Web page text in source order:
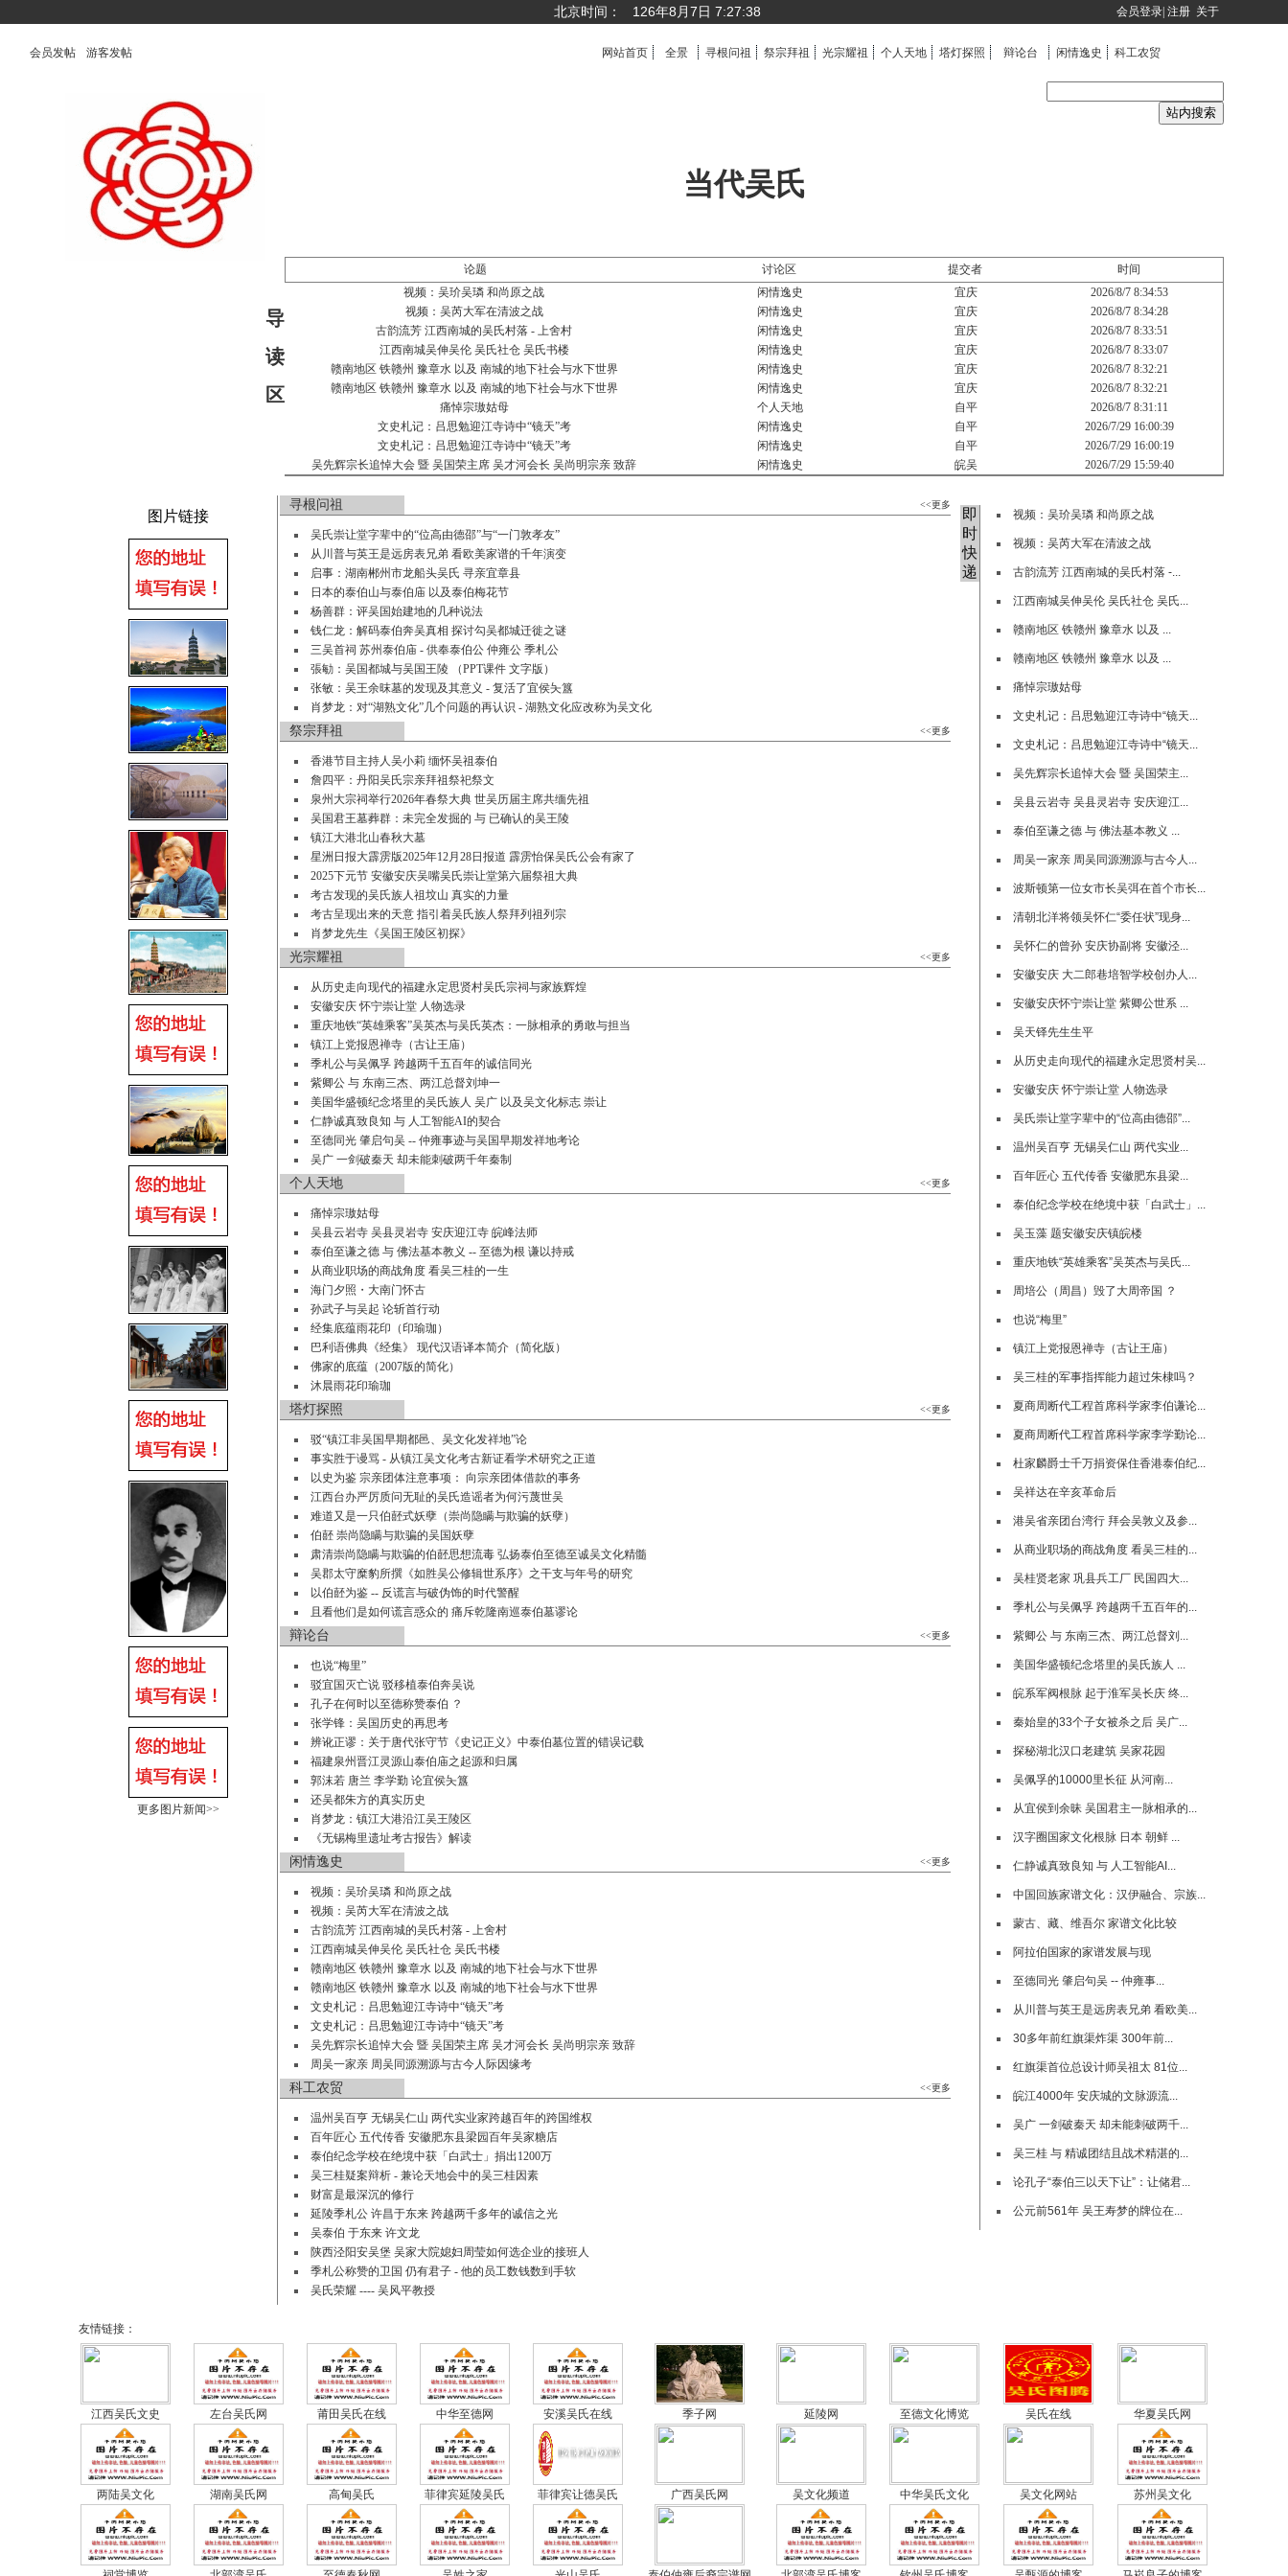
北京时间： 126年8月7日 7:27:39 会员登录| 注册 关于
会员发帖 游客发帖 网站首页 全景 寻根问祖 祭宗拜祖 光宗耀祖 个人天地 塔灯探照 辩论台 闲情逸史 科工农贸
当代吴氏
导
读
区
论题 讨论区 提交者
时间
视频：吴玠吴璘 和尚原之战
闲情逸史 宜庆
2026/8/7 8:34:53
视频：吴芮大军在清波之战
闲情逸史 宜庆
2026/8/7 8:34:28
古韵流芳 江西南城的吴氏村落 - 上舍村
闲情逸史 宜庆
2026/8/7 8:33:51
江西南城吴伸吴伦 吴氏社仓 吴氏书楼
闲情逸史 宜庆
2026/8/7 8:33:07
赣南地区 铁赣州 豫章水 以及 南城的地下社会与水下世界
闲情逸史 宜庆
2026/8/7 8:32:21
赣南地区 铁赣州 豫章水 以及 南城的地下社会与水下世界
闲情逸史 宜庆
2026/8/7 8:32:21
痛悼宗璈姑母
个人天地 自平
2026/8/7 8:31:11
文史札记：吕思勉迎江寺诗中“镜天”考
闲情逸史 自平
2026/7/29 16:00:39
文史札记：吕思勉迎江寺诗中“镜天”考
闲情逸史 自平
2026/7/29 16:00:19
吴先辉宗长追悼大会 暨 吴国荣主席 吴才河会长 吴尚明宗亲 致辞
闲情逸史 皖吴 2026/7/29 15:59:40
图片链接
更多图片新闻>>
寻根问祖 <<更多
吴氏崇让堂字辈中的“位高由德邵”与“一门敦孝友”
从川普与英王是远房表兄弟 看欧美家谱的千年演变
启事：湖南郴州市龙船头吴氏 寻亲宜章县
日本的泰伯山与泰伯庙 以及泰伯梅花节
杨善群：评吴国始建地的几种说法
钱仁龙：解码泰伯奔吴真相 探讨勾吴都城迁徙之谜
三吴首祠 苏州泰伯庙 - 供奉泰伯公 仲雍公 季札公
張勄：吴国都城与吴国王陵 （PPT课件 文字版）
张敏：吴王余昩墓的发现及其意义 - 复活了宜侯夨簋
肖梦龙：对“湖熟文化”几个问题的再认识 - 湖熟文化应改称为吴文化
祭宗拜祖 <<更多
香港节目主持人吴小莉 缅怀吴祖泰伯
詹四平：丹阳吴氏宗亲拜祖祭祀祭文
泉州大宗祠举行2026年春祭大典 世吴历届主席共缅先祖
吴国君王墓葬群：未完全发掘的 与 已确认的吴王陵
镇江大港北山春秋大墓
星洲日报大霹雳版2025年12月28日报道 霹雳怡保吴氏公会有家了
2025下元节 安徽安庆吴嘴吴氏崇让堂第六届祭祖大典
考古发现的吴氏族人祖坟山 真实的力量
考古呈现出来的天意 指引着吴氏族人祭拜列祖列宗
肖梦龙先生《吴国王陵区初探》
光宗耀祖 <<更多
从历史走向现代的福建永定思贤村吴氏宗祠与家族辉煌
安徽安庆 怀宁崇让堂 人物选录
重庆地铁“英雄乘客”吴英杰与吴氏英杰：一脉相承的勇敢与担当
镇江上党报恩禅寺（古让王庙）
季札公与吴佩孚 跨越两千五百年的诚信同光
紫卿公 与 东南三杰、两江总督刘坤一
美国华盛顿纪念塔里的吴氏族人 吴广 以及吴文化标志 崇让
仁静诚真致良知 与 人工智能AI的契合
至德同光 肇启句吴 -- 仲雍事迹与吴国早期发祥地考论
吴广 一剑破秦天 却未能刺破两千年秦制
个人天地 <<更多
痛悼宗璈姑母
吴县云岩寺 吴县灵岩寺 安庆迎江寺 皖峰法师
泰伯至谦之德 与 佛法基本教义 -- 至德为根 谦以持戒
从商业职场的商战角度 看吴三桂的一生
海门夕照・大南门怀古
孙武子与吴起 论斩首行动
经集底蕴雨花印（印瑜珈）
巴利语佛典《经集》 现代汉语译本简介（简化版）
佛家的底蕴（2007版的简化）
沐晨雨花印瑜珈
塔灯探照 <<更多
驳“镇江非吴国早期都邑、吴文化发祥地”论
事实胜于谩骂 - 从镇江吴文化考古新证看学术研究之正道
以史为鉴 宗亲团体注意事项： 向宗亲团体借款的事务
江西台办严厉质问无耻的吴氏造谣者为何污蔑世吴
难道又是一只伯噽式妖孽（崇尚隐瞒与欺骗的妖孽）
伯噽 崇尚隐瞒与欺骗的吴国妖孽
肃清崇尚隐瞒与欺骗的伯噽思想流毒 弘扬泰伯至德至诚吴文化精髓
吴郡太守糜豹所撰《如胜吴公修辑世系序》之干支与年号的研究
以伯噽为鉴 -- 反谎言与破伪饰的时代警醒
且看他们是如何谎言惑众的 痛斥乾隆南巡泰伯墓谬论
辩论台 <<更多
也说“梅里”
驳宜国灭亡说 驳移植泰伯奔吴说
孔子在何时以至德称赞泰伯 ？
张学锋：吴国历史的再思考
辨讹正谬：关于唐代张守节《史记正义》中泰伯墓位置的错误记载
福建泉州晋江灵源山泰伯庙之起源和归属
郭沫若 唐兰 李学勤 论宜侯夨簋
还吴都朱方的真实历史
肖梦龙：镇江大港沿江吴王陵区
《无锡梅里遗址考古报告》解读
闲情逸史 <<更多
视频：吴玠吴璘 和尚原之战
视频：吴芮大军在清波之战
古韵流芳 江西南城的吴氏村落 - 上舍村
江西南城吴伸吴伦 吴氏社仓 吴氏书楼
赣南地区 铁赣州 豫章水 以及 南城的地下社会与水下世界
赣南地区 铁赣州 豫章水 以及 南城的地下社会与水下世界
文史札记：吕思勉迎江寺诗中“镜天”考
文史札记：吕思勉迎江寺诗中“镜天”考
吴先辉宗长追悼大会 暨 吴国荣主席 吴才河会长 吴尚明宗亲 致辞
周吴一家亲 周吴同源溯源与古今人际因缘考
科工农贸 <<更多
温州吴百亨 无锡吴仁山 两代实业家跨越百年的跨国维权
百年匠心 五代传香 安徽肥东县梁园百年吴家糖店
泰伯纪念学校在绝境中获「白武士」捐出1200万
吴三桂疑案辩析 - 兼论天地会中的吴三桂因素
财富是最深沉的修行
延陵季札公 许昌于东来 跨越两千多年的诚信之光
吴泰伯 于东来 许文龙
陕西泾阳安吴堡 吴家大院媳妇周莹如何选企业的接班人
季札公称赞的卫国 仍有君子 - 他的员工数钱数到手软
吴氏荣耀 ---- 吴风平教授
即
时
快
递
视频：吴玠吴璘 和尚原之战
视频：吴芮大军在清波之战
古韵流芳 江西南城的吴氏村落 -...
江西南城吴伸吴伦 吴氏社仓 吴氏...
赣南地区 铁赣州 豫章水 以及 ...
赣南地区 铁赣州 豫章水 以及 ...
痛悼宗璈姑母
文史札记：吕思勉迎江寺诗中“镜天...
文史札记：吕思勉迎江寺诗中“镜天...
吴先辉宗长追悼大会 暨 吴国荣主...
吴县云岩寺 吴县灵岩寺 安庆迎江...
泰伯至谦之德 与 佛法基本教义 ...
周吴一家亲 周吴同源溯源与古今人...
波斯顿第一位女市长吴弭在首个市长...
清朝北洋将领吴怀仁“委任状”现身...
吴怀仁的曾孙 安庆协副将 安徽泾...
安徽安庆 大二郎巷培智学校创办人...
安徽安庆怀宁崇让堂 紫卿公世系 ...
吴天铎先生生平
从历史走向现代的福建永定思贤村吴...
安徽安庆 怀宁崇让堂 人物选录
吴氏崇让堂字辈中的“位高由德邵”...
温州吴百亨 无锡吴仁山 两代实业...
百年匠心 五代传香 安徽肥东县梁...
泰伯纪念学校在绝境中获「白武士」...
吴玉藻 题安徽安庆镇皖楼
重庆地铁“英雄乘客”吴英杰与吴氏...
周培公（周昌）毁了大周帝国 ？
也说“梅里”
镇江上党报恩禅寺（古让王庙）
吴三桂的军事指挥能力超过朱棣吗？
夏商周断代工程首席科学家李伯谦论...
夏商周断代工程首席科学家李学勤论...
杜家麟爵士千万捐资保住香港泰伯纪...
吴祥达在辛亥革命后
港吴省亲团台湾行 拜会吴敦义及参...
从商业职场的商战角度 看吴三桂的...
吴桂贤老家 巩县兵工厂 民国四大...
季札公与吴佩孚 跨越两千五百年的...
紫卿公 与 东南三杰、两江总督刘...
美国华盛顿纪念塔里的吴氏族人 ...
皖系军阀根脉 起于淮军吴长庆 终...
秦始皇的33个子女被杀之后 吴广...
探秘湖北汉口老建筑 吴家花园
吴佩孚的10000里长征 从河南...
从宜侯到余昧 吴国君主一脉相承的...
汉字圈国家文化根脉 日本 朝鲜 ...
仁静诚真致良知 与 人工智能AI...
中国回族家谱文化：汉伊融合、宗族...
蒙古、藏、维吾尔 家谱文化比较
阿拉伯国家的家谱发展与现
至德同光 肇启句吴 -- 仲雍事...
从川普与英王是远房表兄弟 看欧美...
30多年前红旗渠炸渠 300年前...
红旗渠首位总设计师吴祖太 81位...
皖江4000年 安庆城的文脉源流...
吴广 一剑破秦天 却未能刺破两千...
吴三桂 与 精诚团结且战术精湛的...
论孔子“泰伯三以天下让”：让储君...
公元前561年 吴王寿梦的牌位在...
友情链接：
江西吴氏文史 左台吴氏网 莆田吴氏在线 中华至德网 安溪吴氏在线 季子网 延陵网 至德文化博览 吴氏在线 华夏吴氏网
两陆吴文化 湖南吴氏网 高甸吴氏 菲律宾延陵吴氏 菲律宾让德吴氏 广西吴氏网 吴文化频道 中华吴氏文化 吴文化网站 苏州吴文化